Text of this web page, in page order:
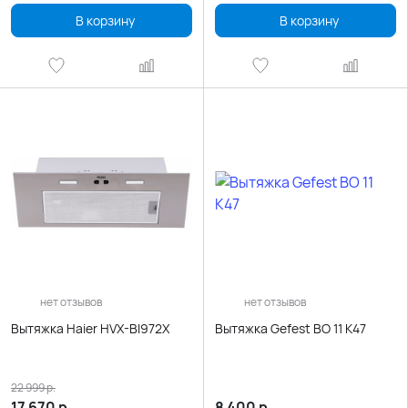
В корзину В корзину
нет отзывов
Вытяжка Haier HVX-BI972X
22 999р.
нет отзывов
Вытяжка Gefest ВО 11 К47